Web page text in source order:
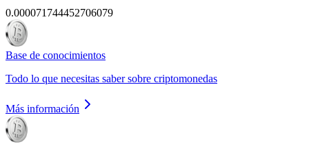
0.000071744452706079
Base de conocimientos
Todo lo que necesitas saber sobre criptomonedas
Más información